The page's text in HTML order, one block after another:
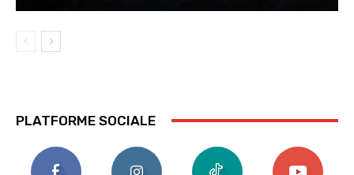
PLATFORME SOCIALE